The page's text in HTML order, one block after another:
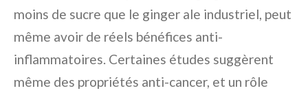
moins de sucre que le ginger ale industriel, peut
même avoir de réels bénéfices anti-
inflammatoires. Certaines études suggèrent
même des propriétés anti-cancer, et un rôle